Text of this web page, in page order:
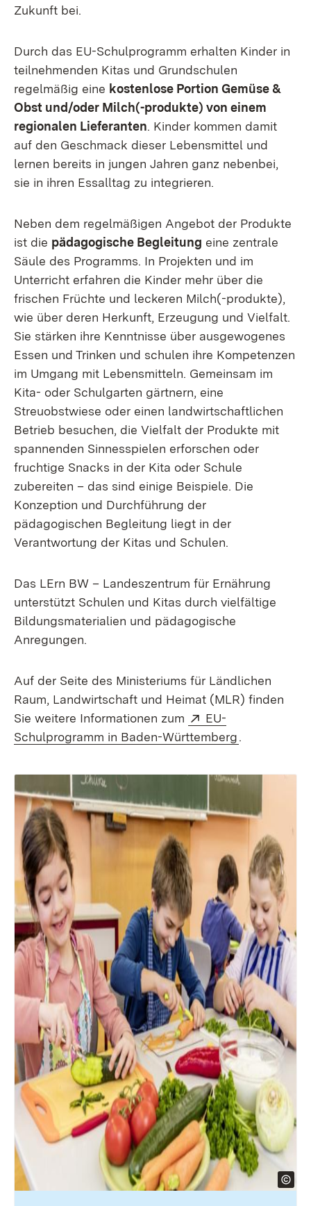
Zukunft bei.
Durch das EU-Schulprogramm erhalten Kinder in
teilnehmenden Kitas und Grundschulen
regelmäßig eine kostenlose Portion Gemüse &
Obst und/oder Milch(-produkte) von einem
regionalen Lieferanten. Kinder kommen damit
auf den Geschmack dieser Lebensmittel und
lernen bereits in jungen Jahren ganz nebenbei,
sie in ihren Essalltag zu integrieren.
Neben dem regelmäßigen Angebot der Produkte
ist die pädagogische Begleitung eine zentrale
Säule des Programms. In Projekten und im
Unterricht erfahren die Kinder mehr über die
frischen Früchte und leckeren Milch(-produkte),
wie über deren Herkunft, Erzeugung und Vielfalt.
Sie stärken ihre Kenntnisse über ausgewogenes
Essen und Trinken und schulen ihre Kompetenzen
im Umgang mit Lebensmitteln. Gemeinsam im
Kita- oder Schulgarten gärtnern, eine
Streuobstwiese oder einen landwirtschaftlichen
Betrieb besuchen, die Vielfalt der Produkte mit
spannenden Sinnesspielen erforschen oder
fruchtige Snacks in der Kita oder Schule
zubereiten – das sind einige Beispiele. Die
Konzeption und Durchführung der
pädagogischen Begleitung liegt in der
Verantwortung der Kitas und Schulen.
Das LErn BW – Landeszentrum für Ernährung
unterstützt Schulen und Kitas durch vielfältige
Bildungsmaterialien und pädagogische
Anregungen.
Auf der Seite des Ministeriums für Ländlichen
Raum, Landwirtschaft und Heimat (MLR) finden
Sie weitere Informationen zum
Extern:
EU-
Schulprogramm in Baden-Württemberg.